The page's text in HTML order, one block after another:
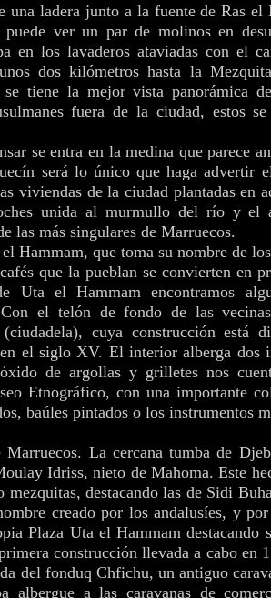
ladera junto a la fuente de Ras el
ver un par de molinos en
en los lavaderos ataviadas con el
dos kilómetros hasta la
tiene la mejor vista panorámica
fuera de la ciudad, estos se
se entra en la medina que parece
será lo único que haga advertir
viviendas de la ciudad plantadas en
unida al murmullo del río y el
las más singulares de Marruecos.
Hammam, que toma su nombre de
que la pueblan se convierten en
Uta el Hammam encontramos
el telón de fondo de las
cuya construcción está
el siglo XV. El interior alberga dos
de argollas y grilletes nos
Etnográfico, con una importante
baúles pintados o los instrumentos
Marruecos. La cercana tumba de
Idriss, nieto de Mahoma. Este
mezquitas, destacando las de Sidi
creado por los andalusíes, y
Plaza Uta el Hammam destacando
construcción llevada a cabo en
del fonduq Chfichu, un antiguo
albergue a las caravanas de